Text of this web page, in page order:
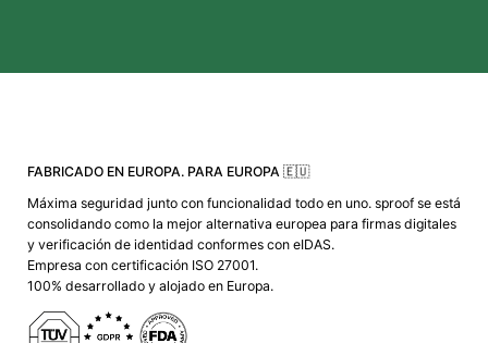
FABRICADO EN EUROPA. PARA EUROPA 🇪🇺
Máxima seguridad junto con funcionalidad todo en uno. sproof se está
consolidando como la mejor alternativa europea para firmas digitales
y verificación de identidad conformes con eIDAS.
Empresa con certificación ISO 27001.
100% desarrollado y alojado en Europa.